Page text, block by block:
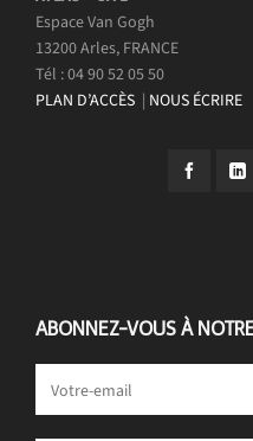
Espace Van Gogh
13200 Arles, FRANCE
Tél : 04 90 52 05 50
PLAN D’ACCÈS | NOUS ÉCRIRE
ABONNEZ-VOUS À